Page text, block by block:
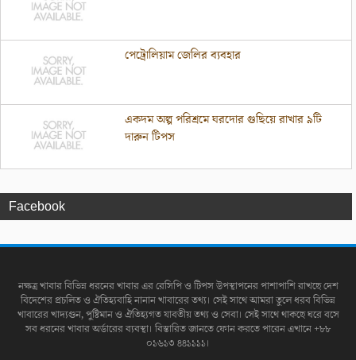
পেট্রোলিয়াম জেলির ব্যবহার
একদম অল্প পরিশ্রমে ঘরদোর গুছিয়ে রাখার ৯টি
দারুন টিপস
Facebook
নক্ষত্র খাবার বিভিন্ন ধরনের খাবার এর রেসিপি ও টিপস উপস্থাপনের পাশাপাশি রাখছে দেশ
বিদেশের প্রচলিত ও ঐতিহ্যবাহি নানান খাবারের তথ্য। সেই সাথে আমরা তুলে ধরব বিভিন্ন
খাবারের খাদ্যগুন, পুষ্টিমান ও ঐতিহ্যগত যাবতীয় তথ্য ও সেবা। সেই সাথে থাকছে ঘরে বসে
সব ধরনের খাবার অর্ডারের ব্যবস্থা। বিস্তারিত জানতে ফোন করতে পারেন এখানে +৮৮
০১৬১৩ ৪৪১১১১।